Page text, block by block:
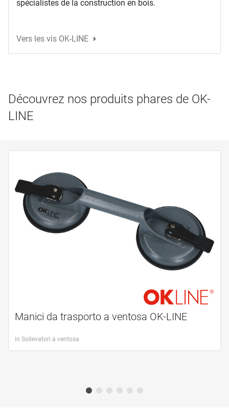
spécialistes de la construction en bois.
Vers les vis OK-LINE
Découvrez nos produits phares de OK-
LINE
Manici da trasporto a ventosa OK-LINE
in Sollevatori a ventosa